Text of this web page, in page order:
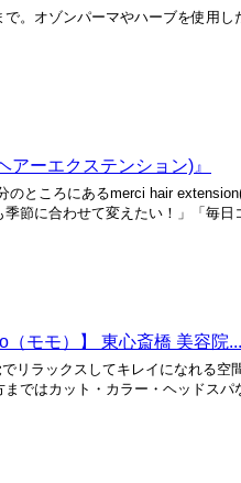
。オゾンパーマやハーブを使用
ーエクステンション)』
ところにあるmerci hair
節に合わせて変えたい！」「毎日
モモ）】 東心斎橋 美容院...
リラックスしてキレイになれる
ではカット・カラー・ヘッドスパ